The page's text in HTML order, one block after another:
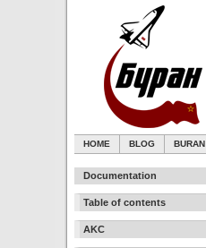
HOME BLOG BURAN
Documentation
Table of contents
AKC